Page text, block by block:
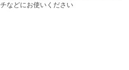
などにお使いください